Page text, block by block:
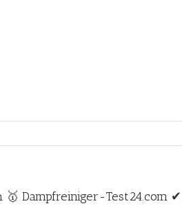
🥇 Dampfreiniger-Test24.com